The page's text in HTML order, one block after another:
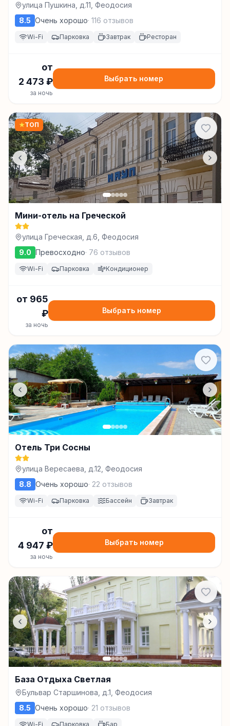
улица Пушкина, д.11, Феодосия
8.5 Очень хорошо· 116 отзывов
Wi-Fi Парковка Завтрак Ресторан
от
2 473 ₽
за ночь
Выбрать номер
★ТОП
Мини-отель на Греческой
улица Греческая, д.6, Феодосия
9.0 Превосходно· 76 отзывов
Wi-Fi Парковка Кондиционер
от 965
₽
за ночь
Выбрать номер
Отель Три Сосны
улица Вересаева, д.12, Феодосия
8.8 Очень хорошо· 22 отзывов
Wi-Fi Парковка Бассейн Завтрак
от
4 947 ₽
за ночь
Выбрать номер
База Отдыха Светлая
Бульвар Старшинова, д.1, Феодосия
8.5 Очень хорошо· 21 отзывов
Wi-Fi Парковка Бар